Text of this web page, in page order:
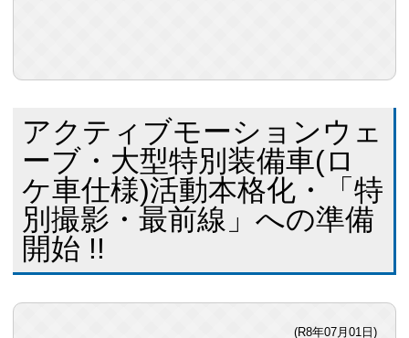
アクティブモーションウェ
ーブ・大型特別装備車(ロ
ケ車仕様)活動本格化・「特
別撮影・最前線」への準備
開始 !!
(R8年07月01日)